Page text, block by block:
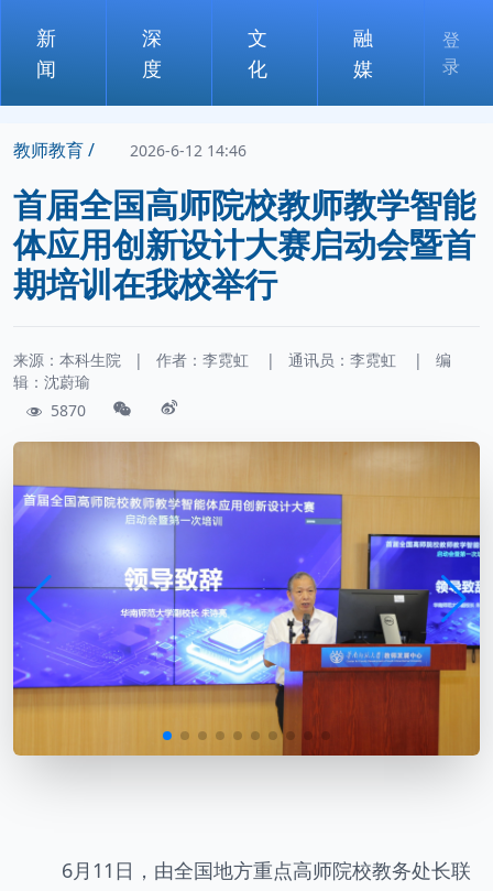
新
闻
深
度
文
化
融
媒
登
录
教师教育 / 2026-6-12 14:46
首届全国高师院校教师教学智能
体应用创新设计大赛启动会暨首
期培训在我校举行
来源：本科生院 | 作者： 李霓虹 | 通讯员： 李霓虹 |
编
辑：沈蔚瑜
5870
6月11日，由全国地方重点高师院校教务处长联